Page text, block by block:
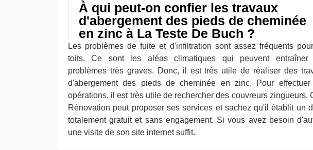
À qui peut-on confier les travaux
d'abergement des pieds de cheminée
en zinc à La Teste De Buch ?
Les problèmes de fuite et d'infiltration sont assez fréquents
toits. Ce sont les aléas climatiques qui peuvent entraîner
problèmes très graves. Donc, il est très utile de réaliser des
d'abergement des pieds de cheminée en zinc. Pour
opérations, il est très utile de rechercher des couvreurs zingueurs.
Rénovation peut proposer ses services et sachez qu'il établit un
totalement gratuit et sans engagement. Si vous avez besoin
une visite de son site internet suffit.